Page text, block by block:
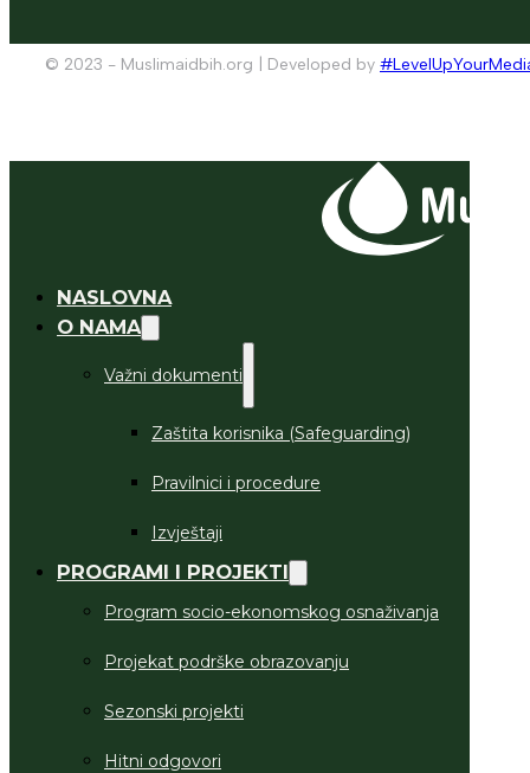
© 2023 - Muslimaidbih.org | Developed by
NASLOVNA
O NAMA
Važni dokumenti
Zaštita korisnika (Safeguarding)
Pravilnici i procedure
Izvještaji
PROGRAMI I PROJEKTI
Program socio-ekonomskog osnaživanja
Projekat podrške obrazovanju
Sezonski projekti
Hitni odgovori